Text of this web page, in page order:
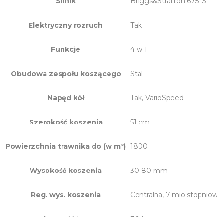
Elektryczny rozruch Tak
Funkcje 4 w 1
Obudowa zespołu koszącego Stal
Napęd kół Tak, VarioSpeed
Szerokość koszenia 51 cm
Powierzchnia trawnika do (w m²) 1800
Wysokość koszenia 30-80 mm
Reg. wys. koszenia Centralna, 7-mio